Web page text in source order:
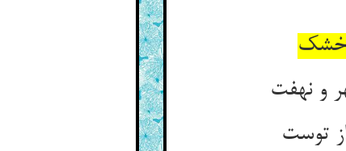
خشک
و نهفت
توست